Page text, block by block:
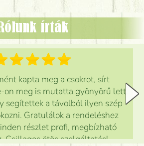
írták
kapta meg a csokrot, sírt
on meg is mutatta gyönyörű lett.
segítettek a távolból ilyen szép
Gratulálok a rendeléshez
részlet profi, megbízható
Csillagos ötös szolgáltatás!